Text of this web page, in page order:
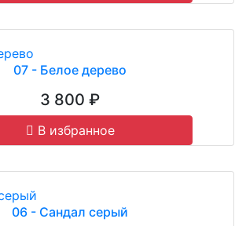
07 - Белое дерево
3 800 ₽
В избранное
06 - Сандал серый